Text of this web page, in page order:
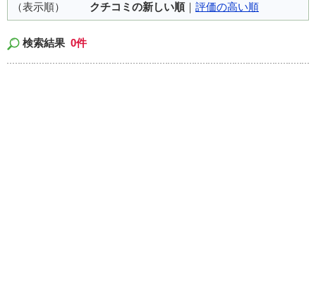
（表示順）
クチコミの新しい順｜ 評価の高い順
検索結果 0件